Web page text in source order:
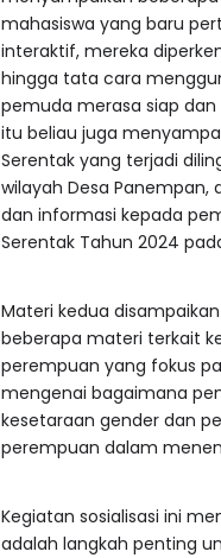
mahasiswa yang baru
interaktif, mereka
hingga tata cara
pemuda merasa siap dan
itu beliau juga
Serentak yang terjadi
wilayah Desa
dan informasi kepada
Serentak Tahun 2024
Materi kedua
beberapa materi terkait
perempuan yang fokus
mengenai bagaimana
kesetaraan gender dan
perempuan dalam
Kegiatan sosialisasi ini
adalah langkah penting